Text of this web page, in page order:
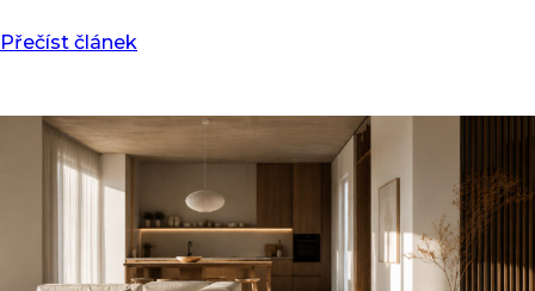
Přečíst článek